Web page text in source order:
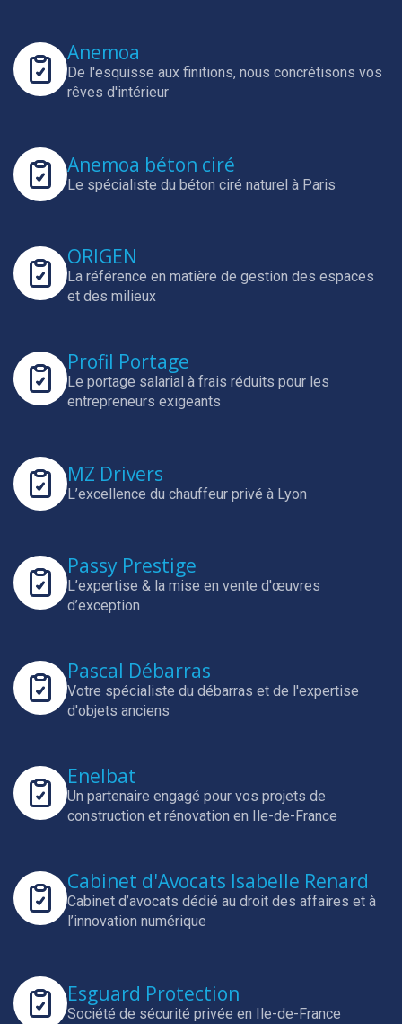
Anemoa
De l'esquisse aux finitions, nous concrétisons vos
rêves d'intérieur
Anemoa béton ciré
Le spécialiste du béton ciré naturel à Paris
ORIGEN
La référence en matière de gestion des espaces
et des milieux
Profil Portage
Le portage salarial à frais réduits pour les
entrepreneurs exigeants
MZ Drivers
L’excellence du chauffeur privé à Lyon
Passy Prestige
L’expertise & la mise en vente d'œuvres
d’exception
Pascal Débarras
Votre spécialiste du débarras et de l'expertise
d'objets anciens
Enelbat
Un partenaire engagé pour vos projets de
construction et rénovation en Ile-de-France
Cabinet d'Avocats Isabelle Renard
Cabinet d’avocats dédié au droit des affaires et à
l’innovation numérique
Esguard Protection
Société de sécurité privée en Ile-de-France